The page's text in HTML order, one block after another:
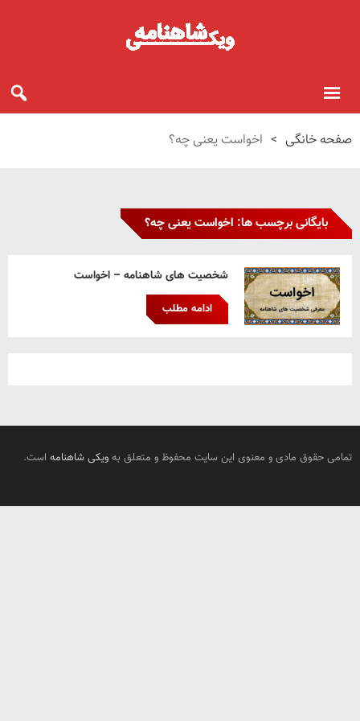
صفحه خانگی > اخواست یعنی چه؟
بایگانی برچسب ها: اخواست یعنی چه؟
شخصیت های شاهنامه – اخواست
ادامه مطلب
تمامی حقوق مادی و معنوی این سایت محفوظ و متعلق به ویکی شاهنامه است.